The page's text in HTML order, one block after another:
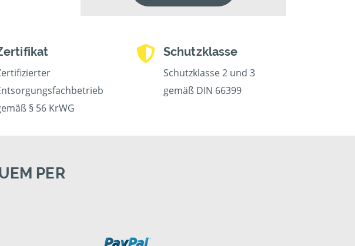
§ 56 KrWG
Schutzklasse
Schutzklasse 2 und 3
gemäß DIN 66399
PER